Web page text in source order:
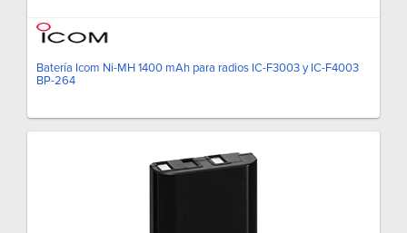
Batería Icom Ni-MH 1400 mAh para radios IC-F3003 y IC-F4003
BP-264